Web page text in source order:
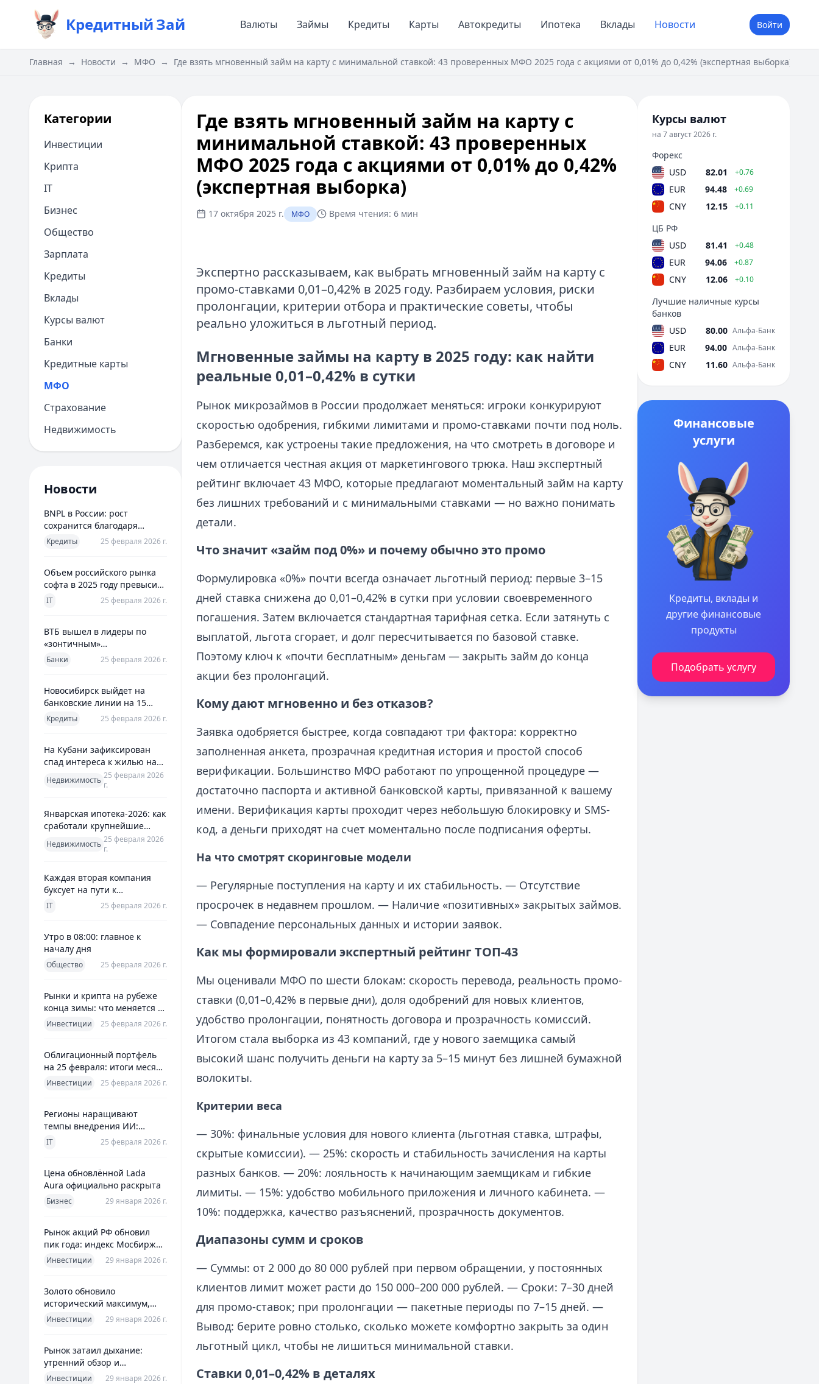
КредитныйЗай Валюты Займы Кредиты Карты Автокредиты Ипотека Вклады Новости Войти
Главная → Новости → МФО → Где взять мгновенный займ на карту с минимальной ставкой: 43 проверенных МФО 2025 года с акциями от 0,01% до 0,42% (экспертная выборка)
Категории
Инвестиции
Крипта
IT
Бизнес
Общество
Зарплата
Кредиты
Вклады
Курсы валют
Банки
Кредитные карты
МФО
Страхование
Недвижимость
Новости
BNPL в России: рост
сохранится благодаря
новым сценариям
использования
Кредиты 25 февраля 2026 г.
Объем российского рынка
софта в 2025 году превысил
800 млрд рублей
IT 25 февраля 2026 г.
ВТБ вышел в лидеры по
«зонтичным»
поручительствам для МСП
Банки 25 февраля 2026 г.
Новосибирск выйдет на
банковские линии на 15
млрд рублей для закрытия
дефицита
Кредиты 25 февраля 2026 г.
На Кубани зафиксирован
спад интереса к жилью на
Недвижимость 25 февраля 2026
г.
Январская ипотека-2026: как
сработали крупнейшие
банки и что это значит для
заемщиков
Недвижимость 25 февраля 2026
г.
Каждая вторая компания
буксует на пути к
полноценной ERP
IT 25 февраля 2026 г.
Утро в 08:00: главное к
началу дня
Общество 25 февраля 2026 г.
Рынки и крипта на рубеже
конца зимы: что меняется к
25 февраля 2026
Инвестиции 25 февраля 2026 г.
Облигационный портфель
на 25 февраля: итоги месяца
и планы на март
Инвестиции 25 февраля 2026 г.
Регионы наращивают
темпы внедрения ИИ:
главное из отраслевого
IT 25 февраля 2026 г.
Цена обновлённой Lada
Aura официально раскрыта
Бизнес 29 января 2026 г.
Рынок акций РФ обновил
пик года: индекс Мосбиржи
на новом максимуме 2026-го
Инвестиции 29 января 2026 г.
Золото обновило
исторический максимум,
превысив планку в $5600 за
Инвестиции 29 января 2026 г.
Рынок затаил дыхание:
утренний обзор и
ориентиры для инвесторов
Инвестиции 29 января 2026 г.
Где взять мгновенный займ на карту с
минимальной ставкой: 43 проверенных
МФО 2025 года с акциями от 0,01% до 0,42%
(экспертная выборка)
17 октября 2025 г. МФО Время чтения: 6 мин
Экспертно рассказываем, как выбрать мгновенный займ на карту с
промо-ставками 0,01–0,42% в 2025 году. Разбираем условия, риски
пролонгации, критерии отбора и практические советы, чтобы
реально уложиться в льготный период.
Мгновенные займы на карту в 2025 году: как найти
реальные 0,01–0,42% в сутки
Рынок микрозаймов в России продолжает меняться: игроки конкурируют
скоростью одобрения, гибкими лимитами и промо-ставками почти под ноль.
Разберемся, как устроены такие предложения, на что смотреть в договоре и
чем отличается честная акция от маркетингового трюка. Наш экспертный
рейтинг включает 43 МФО, которые предлагают моментальный займ на карту
без лишних требований и с минимальными ставками — но важно понимать
детали.
Что значит «займ под 0%» и почему обычно это промо
Формулировка «0%» почти всегда означает льготный период: первые 3–15
дней ставка снижена до 0,01–0,42% в сутки при условии своевременного
погашения. Затем включается стандартная тарифная сетка. Если затянуть с
выплатой, льгота сгорает, и долг пересчитывается по базовой ставке.
Поэтому ключ к «почти бесплатным» деньгам — закрыть займ до конца
акции без пролонгаций.
Кому дают мгновенно и без отказов?
Заявка одобряется быстрее, когда совпадают три фактора: корректно
заполненная анкета, прозрачная кредитная история и простой способ
верификации. Большинство МФО работают по упрощенной процедуре —
достаточно паспорта и активной банковской карты, привязанной к вашему
имени. Верификация карты проходит через небольшую блокировку и SMS-
код, а деньги приходят на счет моментально после подписания оферты.
На что смотрят скоринговые модели
— Регулярные поступления на карту и их стабильность. — Отсутствие
просрочек в недавнем прошлом. — Наличие «позитивных» закрытых займов.
— Совпадение персональных данных и истории заявок.
Как мы формировали экспертный рейтинг ТОП-43
Мы оценивали МФО по шести блокам: скорость перевода, реальность промо-
ставки (0,01–0,42% в первые дни), доля одобрений для новых клиентов,
удобство пролонгации, понятность договора и прозрачность комиссий.
Итогом стала выборка из 43 компаний, где у нового заемщика самый
высокий шанс получить деньги на карту за 5–15 минут без лишней бумажной
волокиты.
Критерии веса
— 30%: финальные условия для нового клиента (льготная ставка, штрафы,
скрытые комиссии). — 25%: скорость и стабильность зачисления на карты
разных банков. — 20%: лояльность к начинающим заемщикам и гибкие
лимиты. — 15%: удобство мобильного приложения и личного кабинета. —
10%: поддержка, качество разъяснений, прозрачность документов.
Диапазоны сумм и сроков
— Суммы: от 2 000 до 80 000 рублей при первом обращении, у постоянных
клиентов лимит может расти до 150 000–200 000 рублей. — Сроки: 7–30 дней
для промо-ставок; при пролонгации — пакетные периоды по 7–15 дней. —
Вывод: берите ровно столько, сколько можете комфортно закрыть за один
льготный цикл, чтобы не лишиться минимальной ставки.
Ставки 0,01–0,42% в деталях
Курсы валют
на 7 август 2026 г.
Форекс
USD
82.01 +0.76
EUR 94.48 +0.69
CNY 12.15 +0.11
ЦБ РФ
USD
81.41 +0.48
EUR 94.06 +0.87
CNY 12.06 +0.10
Лучшие наличные курсы
банков
USD
80.00 Альфа-Банк
EUR 94.00 Альфа-Банк
CNY 11.60 Альфа-Банк
Финансовые
услуги
Кредиты, вклады и
другие финансовые
продукты
Подобрать услугу